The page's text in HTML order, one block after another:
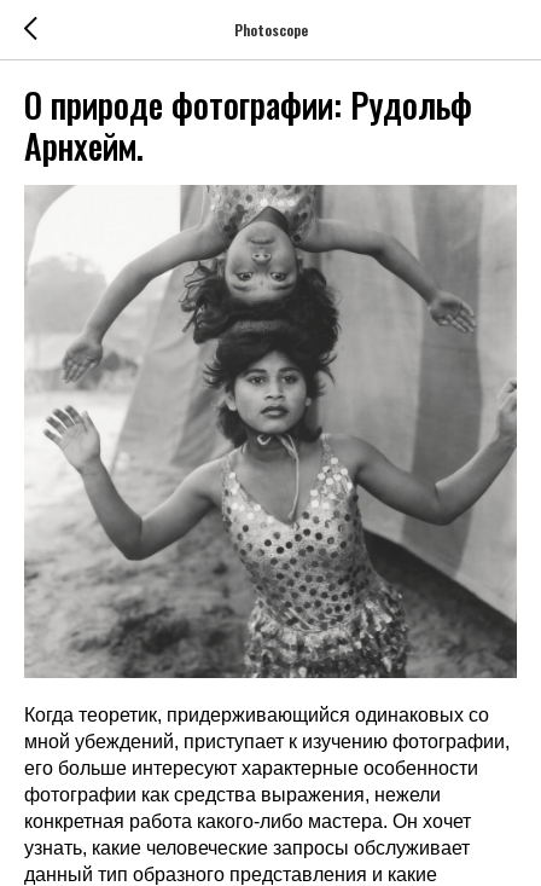
Photoscope
О природе фотографии: Рудольф
Арнхейм.
Когда теоретик, придерживающийся одинаковых со
мной убеждений, приступает к изучению фотографии,
его больше интересуют характерные особенности
фотографии как средства выражения, нежели
конкретная работа какого-либо мастера. Он хочет
узнать, какие человеческие запросы обслуживает
данный тип образного представления и какие